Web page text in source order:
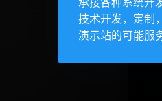
承接各种系统开
技术开发，定制
演示站的可能服